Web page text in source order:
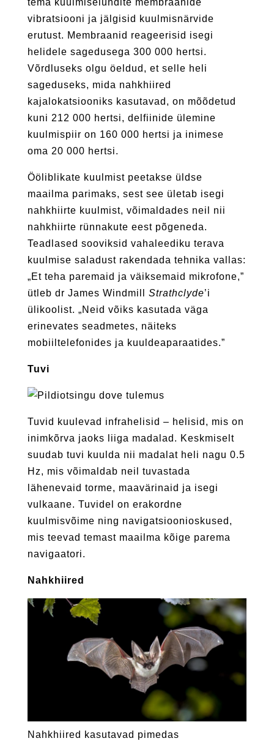
tema kuulmiselundite membraanide
vibratsiooni ja jälgisid kuulmisnärvide
erutust. Membraanid reageerisid isegi
helidele sagedusega 300 000 hertsi.
Võrdluseks olgu öeldud, et selle heli
sageduseks, mida nahkhiired
kajalokatsiooniks kasutavad, on mõõdetud
kuni 212 000 hertsi, delfiinide ülemine
kuulmispiir on 160 000 hertsi ja inimese
oma 20 000 hertsi.
Ööliblikate kuulmist peetakse üldse
maailma parimaks, sest see ületab isegi
nahkhiirte kuulmist, võimaldades neil nii
nahkhiirte rünnakute eest põgeneda.
Teadlased sooviksid vahaleediku terava
kuulmise saladust rakendada tehnika vallas:
„Et teha paremaid ja väiksemaid mikrofone,”
ütleb dr James Windmill Strathclyde’i
ülikoolist. „Neid võiks kasutada väga
erinevates seadmetes, näiteks
mobiiltelefonides ja kuuldeaparaatides.”
Tuvi
Tuvid kuulevad infrahelisid – helisid, mis on
inimkõrva jaoks liiga madalad. Keskmiselt
suudab tuvi kuulda nii madalat heli nagu 0.5
Hz, mis võimaldab neil tuvastada
lähenevaid torme, maavärinaid ja isegi
vulkaane. Tuvidel on erakordne
kuulmisvõime ning navigatsioonioskused,
mis teevad temast maailma kõige parema
navigaatori.
Nahkhiired
Nahkhiired kasutavad pimedas